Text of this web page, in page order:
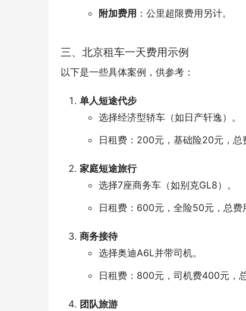
附加费用 ：公里超限费用另计。
三、北京租车一天费用示例
以下是一些具体案例，供参考：
单人短途代步
选择经济型轿车（如日产轩逸）。
日租费：200元，基础险20元，总
家庭短途旅行
选择7座商务车（如别克GL8）。
日租费：600元，全险50元，总费
商务接待
选择奥迪A6L并带司机。
日租费：800元，司机费400元，
团队旅游